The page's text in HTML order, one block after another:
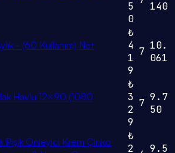
5
0
140
- (60 Kullanım) Net
₺
4
1
9
7 10.
061
Havlu 12×90 (1080
₺
3
2
9
7 9.7
50
Pişik Önleyici Krem Çinko
₺
2
9.5